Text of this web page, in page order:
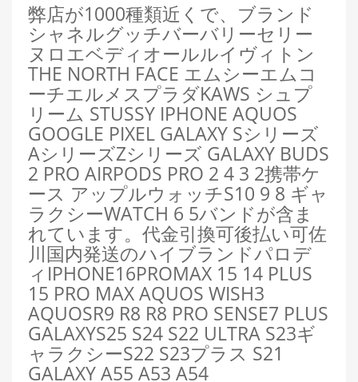
弊店が1000種類近くで、ブランド
シャネルグッチバーバリーセリー
ヌロエベディオールルイヴィトン
THE NORTH FACE エムシーエムコ
ーチエルメスプラダKAWS シュプ
リーム STUSSY IPHONE AQUOS
GOOGLE PIXEL GALAXY Sシリーズ
AシリーズZシリーズ GALAXY BUDS
2 PRO AIRPODS PRO 2 4 3 2携帯ケ
ース アップルウォッチS10 9 8 ギャ
ラクシーWATCH 6 5バンドが含ま
れています。代金引換可後払い可佐
川国内発送のハイブランドパロデ
ィIPHONE16PROMAX 15 14 PLUS
15 PRO MAX AQUOS WISH3
AQUOSR9 R8 R8 PRO SENSE7 PLUS
GALAXYS25 S24 S22 ULTRA S23ギ
ャラクシーS22 S23プラス S21
GALAXY A55 A53 A54